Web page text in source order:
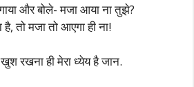
और बोले- मजा आया ना तुझे?
है, तो मजा तो आएगा ही ना!
रखना ही मेरा ध्येय है जान.